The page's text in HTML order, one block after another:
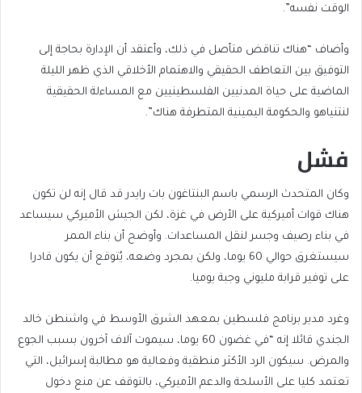
الوقت نفسه”.
وأضاف “هناك تناقض متأصل في ذلك، وأعتقد أن الإدارة بحاجة إلى
التوفيق بين التعاطف الحقيقي والاهتمام الأخلاقي الذي ظهر الليلة
الماضية على حياة المدنيين الفلسطينيين مع المساءلة الحقيقية
لنتنياهو والحكومة اليمينية المتطرفة هناك”.
فشل
وكان المتحدث الرسمي باسم البنتاغون بات رايدر قد قال إنه لن تكون
هناك قوات أميركية على الأرض في غزة، لكن الجيش الأميركي سيساعد
في بناء رصيف وجسر لنقل المساعدات. وأوضح أن بناء الممر
سيستغرق حوالي 60 يوما، ولكن بمجرد وضعه، يُتوقع أن يكون قادرا
على توفير قرابة مليوني وجبة يوميا.
وغرد مدير برنامج فلسطين بمعهد الشرق الأوسط في واشنطن خالد
الجندي قائلا إنه “في غضون 60 يوما، سيموت آلاف آخرون بسبب الجوع
والمرض. سيكون الرد الأكثر منطقية وفعالية هو مطالبة إسرائيل، التي
تعتمد كليا على الأسلحة والدعم الأميركي، بالتوقف عن منع دخول